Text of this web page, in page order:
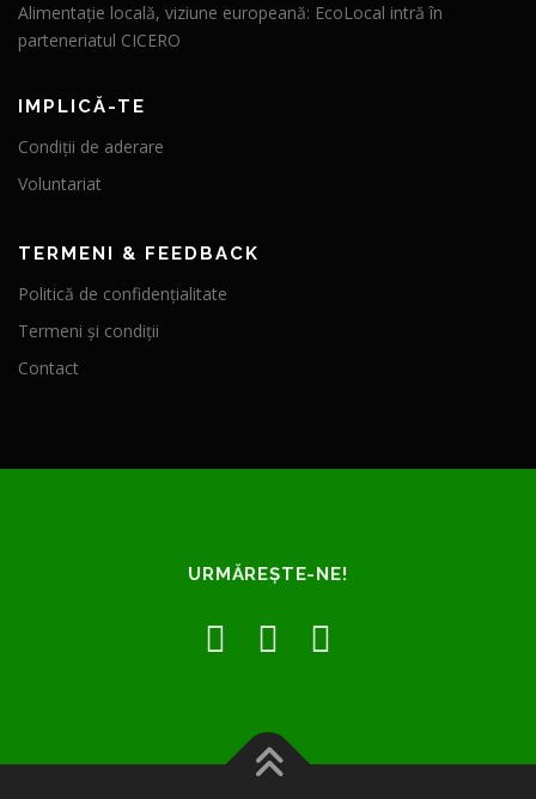
Alimentație locală, viziune europeană: EcoLocal intră în
parteneriatul CICERO
IMPLICĂ-TE
Condiții de aderare
Voluntariat
TERMENI & FEEDBACK
Politică de confidențialitate
Termeni și condiții
Contact
URMĂREȘTE-NE!